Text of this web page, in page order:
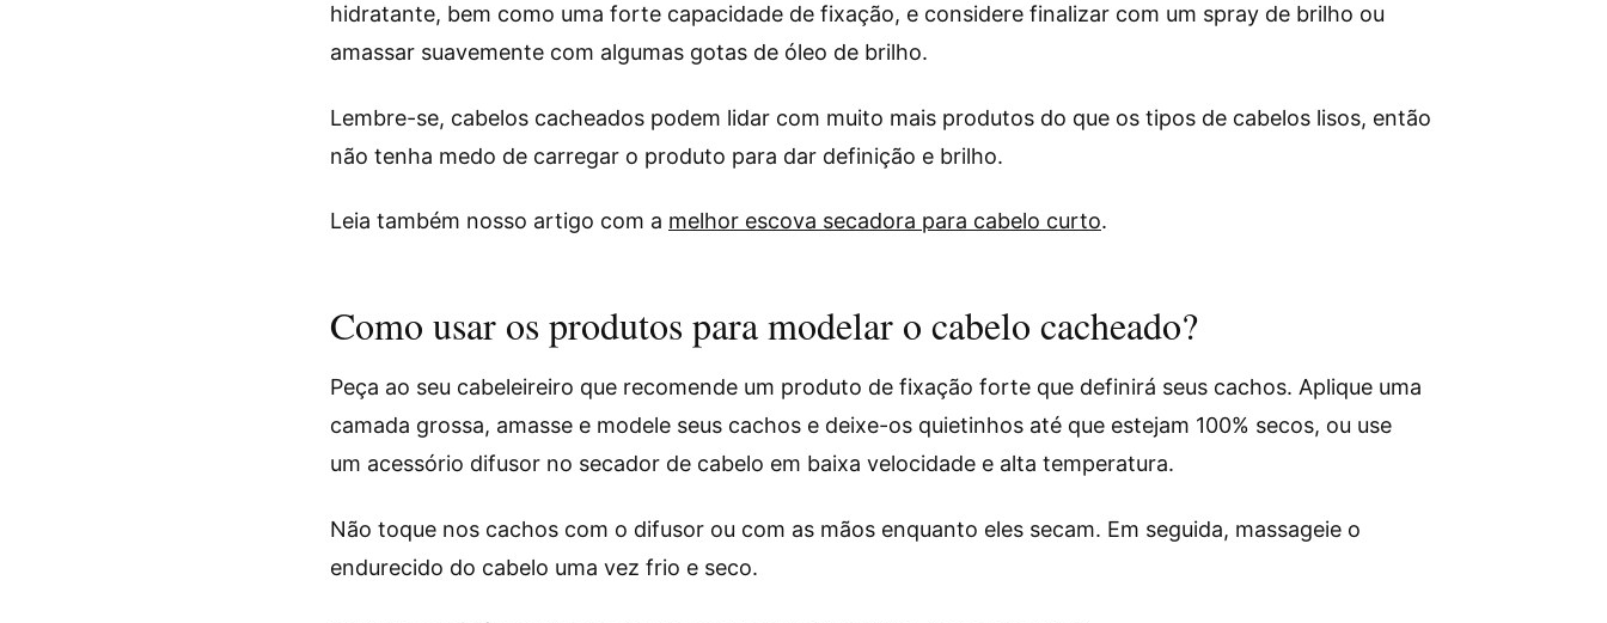
hidratante, bem como uma forte capacidade de fixação, e considere finalizar com um spray de brilho ou
amassar suavemente com algumas gotas de óleo de brilho.
Lembre-se, cabelos cacheados podem lidar com muito mais produtos do que os tipos de cabelos lisos, então
não tenha medo de carregar o produto para dar definição e brilho.
Leia também nosso artigo com a melhor escova secadora para cabelo curto.
Como usar os produtos para modelar o cabelo cacheado?
Peça ao seu cabeleireiro que recomende um produto de fixação forte que definirá seus cachos. Aplique uma
camada grossa, amasse e modele seus cachos e deixe-os quietinhos até que estejam 100% secos, ou use
um acessório difusor no secador de cabelo em baixa velocidade e alta temperatura.
Não toque nos cachos com o difusor ou com as mãos enquanto eles secam. Em seguida, massageie o
endurecido do cabelo uma vez frio e seco.